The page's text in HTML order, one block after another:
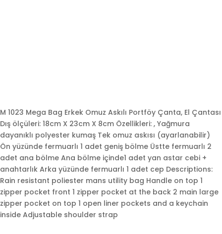
M 1023 Mega Bag Erkek Omuz Askılı Portföy Çanta, El Çantası
Dış ölçüleri: 18cm X 23cm X 8cm Özellikleri: , Yağmura
dayanıklı polyester kumaş Tek omuz askısı (ayarlanabilir)
Ön yüzünde fermuarlı 1 adet geniş bölme Üstte fermuarlı 2
adet ana bölme Ana bölme içinde1 adet yan astar cebi +
anahtarlık Arka yüzünde fermuarlı 1 adet cep Descriptions:
Rain resistant poliester mans utility bag Handle on top 1
zipper pocket front 1 zipper pocket at the back 2 main large
zipper pocket on top 1 open liner pockets and a keychain
inside Adjustable shoulder strap